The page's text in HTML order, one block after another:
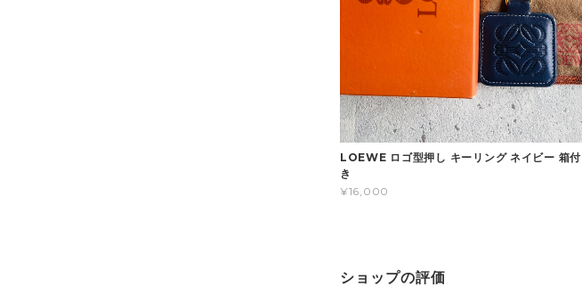
LOEWE ロゴ型押し キーリング ネイビー 箱付
き
¥16,000
ショップの評価